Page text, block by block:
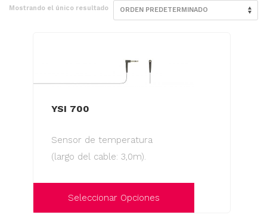
Mostrando el único resultado
YSI 700
Sensor de temperatura
(largo del cable: 3,0m).
Seleccionar Opciones